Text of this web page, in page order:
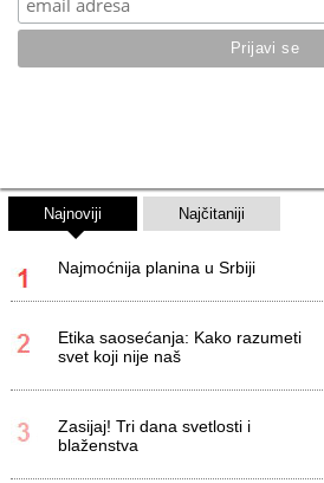
Najnoviji Najčitaniji
Najmoćnija planina u Srbiji
Etika saosećanja: Kako razumeti
svet koji nije naš
Zasijaj! Tri dana svetlosti i
blaženstva